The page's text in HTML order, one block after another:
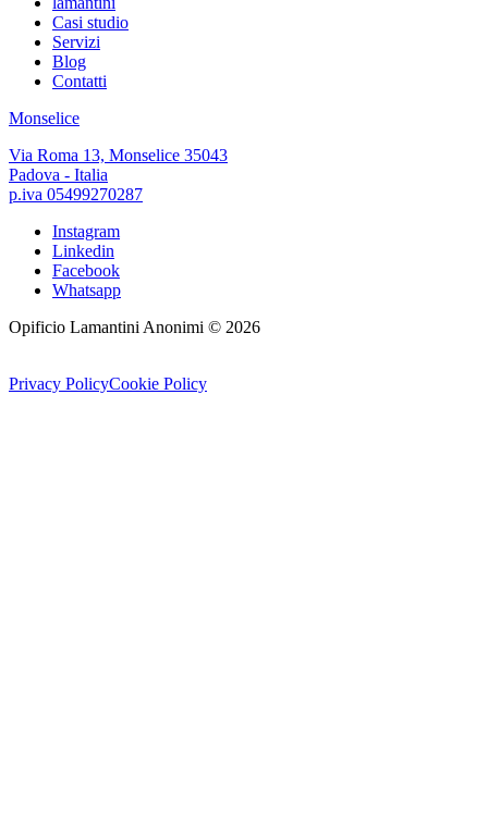
Casi studio
Servizi
Blog
Contatti
Monselice
Via Roma 13, Monselice 35043
Padova - Italia
p.iva 05499270287
Instagram
Linkedin
Facebook
Whatsapp
Opificio Lamantini Anonimi © 2026
Privacy PolicyCookie Policy